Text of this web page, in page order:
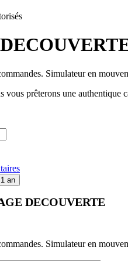
Simulateur en
vous prêterons une authentique
an
DECOUVERTE
Simulateur en